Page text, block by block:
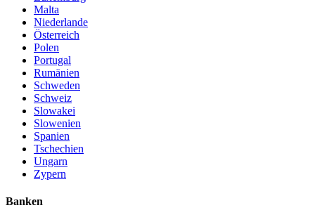
Malta
Niederlande
Österreich
Polen
Portugal
Rumänien
Schweden
Schweiz
Slowakei
Slowenien
Spanien
Tschechien
Ungarn
Zypern
Banken